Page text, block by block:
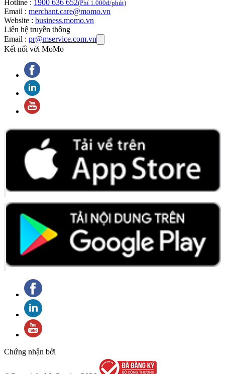
Hotline : 1900 636 652(Phí 1.000đ/phút)
Email : merchant.care@momo.vn
Website : business.momo.vn
Liên hệ truyền thông
Email : pr@mservice.com.vn
Kết nối với MoMo
Chứng nhận bởi